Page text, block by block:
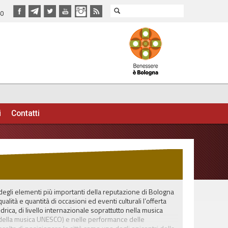
Contatti
elementi più importanti della reputazione di Bologna
e quantità di occasioni ed eventi culturali l’offerta
di livello internazionale soprattutto nella musica
musica UNESCO) e nelle performance delle